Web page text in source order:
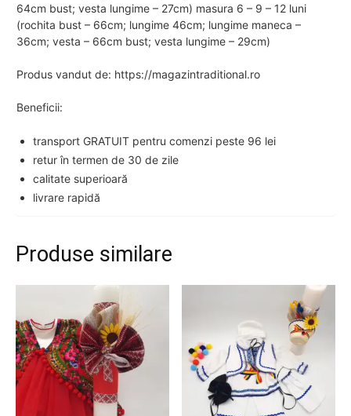
64cm bust; vesta lungime – 27cm) masura 6 – 9 – 12 luni
(rochita bust – 66cm; lungime 46cm; lungime maneca –
36cm; vesta – 66cm bust; vesta lungime – 29cm)
Produs vandut de: https://magazintraditional.ro
Beneficii:
transport GRATUIT pentru comenzi peste 96 lei
retur în termen de 30 de zile
calitate superioară
livrare rapidă
Produse similare